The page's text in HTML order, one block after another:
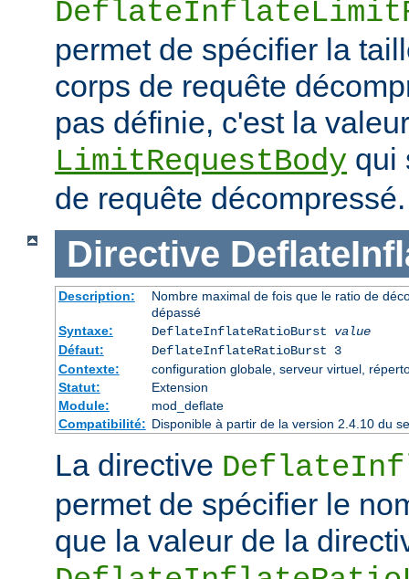
permet de spécifier la
corps de requête
pas définie, c'est la
LimitRequestBody qui
de requête décompressé.
Directive
Description:
Nombre maximal de fois que le ratio de
dépassé
Syntaxe:
DeflateInflateRatioBurst value
Défaut:
DeflateInflateRatioBurst 3
Contexte:
configuration globale, serveur virtuel,
Statut:
Extension
Module:
mod_deflate
Compatibilité: Disponible à partir de la version 2.4.10 du
La directive
permet de spécifier le
que la valeur de la